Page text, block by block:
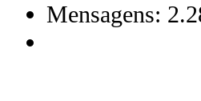
Mensagens: